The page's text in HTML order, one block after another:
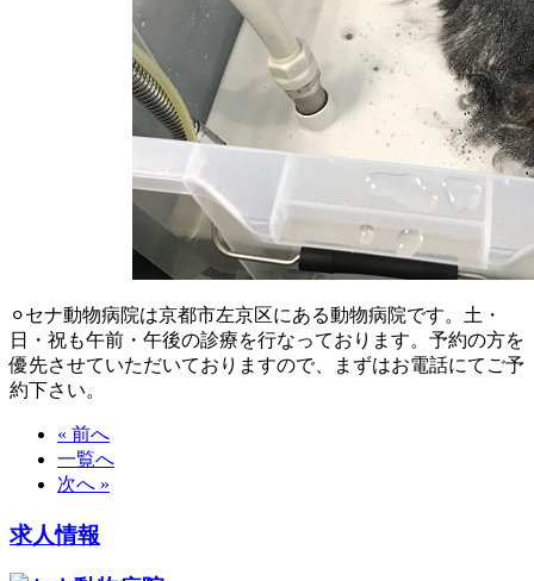
⚪︎セナ動物病院は京都市左京区にある動物病院です。土・
日・祝も午前・午後の診療を行なっております。予約の方を
優先させていただいておりますので、まずはお電話にてご予
約下さい。
« 前へ
一覧へ
次へ »
求人情報